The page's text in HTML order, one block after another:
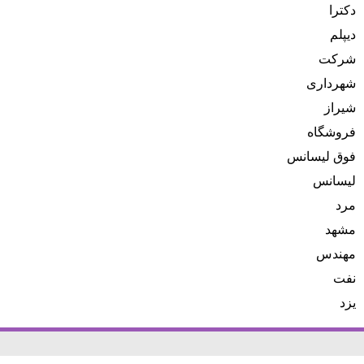
دکترا
دیپلم
شرکت
شهرداری
شیراز
فروشگاه
فوق لیسانس
لیسانس
مرد
مشهد
مهندس
نفت
یزد